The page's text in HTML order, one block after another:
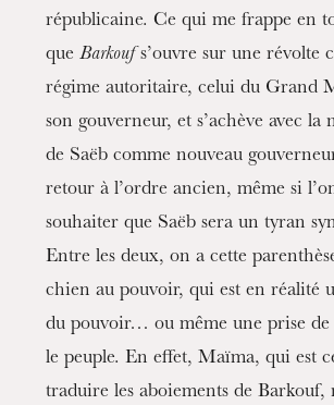
républicaine. Ce qui me frappe en
queBarkoufs’ouvre sur une révolte
régime autoritaire, celui du Grand
son gouverneur, et s’achève avec la
de Saëb comme nouveau
retour à l’ordre ancien, même si
souhaiter que Saëb sera un tyran
Entre les deux, on a cette
chien au pouvoir, qui est en réalité
du pouvoir… ou même une prise
le peuple. En effet, Maïma, qui est
traduire les aboiements de Barkouf,